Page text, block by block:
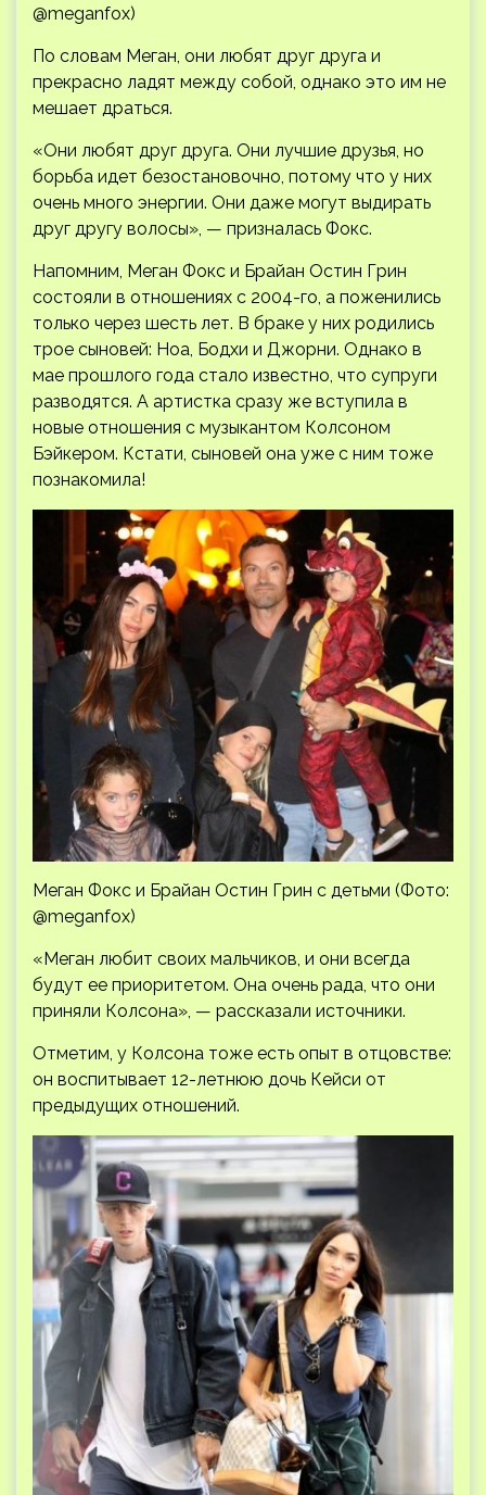
@meganfox)
По словам Меган, они любят друг друга и
прекрасно ладят между собой, однако это им не
мешает драться.
«Они любят друг друга. Они лучшие друзья, но
борьба идет безостановочно, потому что у них
очень много энергии. Они даже могут выдирать
друг другу волосы», — призналась Фокс.
Напомним, Меган Фокс и Брайан Остин Грин
состояли в отношениях с 2004-го, а поженились
только через шесть лет. В браке у них родились
трое сыновей: Ноа, Бодхи и Джорни. Однако в
мае прошлого года стало известно, что супруги
разводятся. А артистка сразу же вступила в
новые отношения с музыкантом Колсоном
Бэйкером. Кстати, сыновей она уже с ним тоже
познакомила!
Меган Фокс и Брайан Остин Грин с детьми (Фото:
@meganfox)
«Меган любит своих мальчиков, и они всегда
будут ее приоритетом. Она очень рада, что они
приняли Колсона», — рассказали источники.
Отметим, у Колсона тоже есть опыт в отцовстве:
он воспитывает 12-летнюю дочь Кейси от
предыдущих отношений.